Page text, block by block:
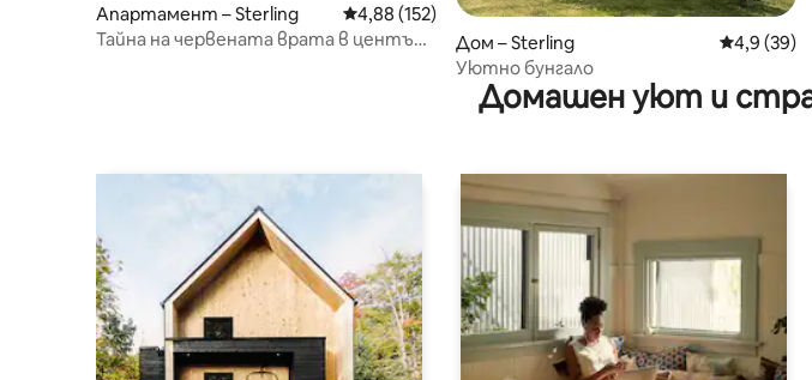
Апартамент – Sterling Средна оценка: 4,88 от 5, 152 отзива
4,88 (152)
Тайна на червената врата в центъра
Дом – Sterling Средна
4,9 (39)
Уютно бунгало
Домашен уют и